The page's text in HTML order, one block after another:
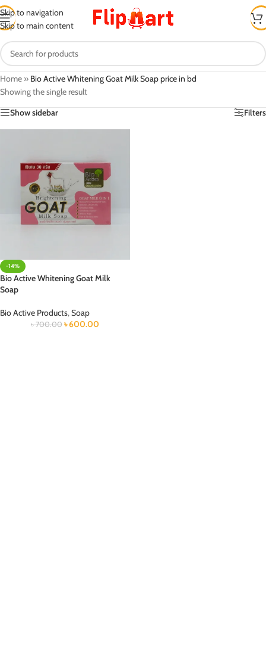
Skip to navigation
Skip to main content
Home » Bio Active Whitening Goat Milk Soap price in bd
Showing the single result
Show sidebar
Filters
-14%
Bio Active Whitening Goat Milk
Soap
Bio Active Products,Soap
৳700.00 ৳600.00